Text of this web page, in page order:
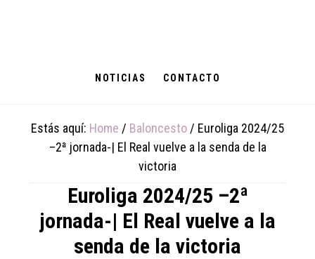
NOTICIAS CONTACTO
Estás aquí: Home / Baloncesto / Euroliga 2024/25
–2ª jornada-| El Real vuelve a la senda de la
victoria
Euroliga 2024/25 –2ª
jornada-| El Real vuelve a la
senda de la victoria